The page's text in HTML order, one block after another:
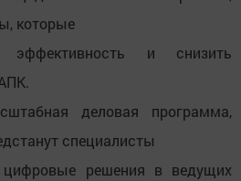
которые
эффективность и снизить
деловая программа,
специалисты
решения в ведущих